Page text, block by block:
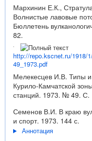
Мархинин Е.К.,
Волнистые лавовые
Бюллетень
82.
http://repo.kscnet.ru/1918/
49_1973.pdf
Мелекесцев И.В. Типы и
Курило-Камчатской
станций. 1973. № 49. С.
Семенов В.И. В краю
и спорт. 1973. 144 с.
Аннотация